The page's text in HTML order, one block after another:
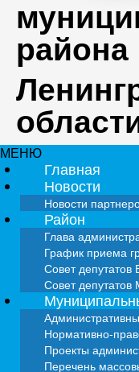
района
МЕНЮ
Главная
Новости
Новости
Район
Глава
График приема
Совет депутатов
Совет
Нормативно-
Проекты
Перечень